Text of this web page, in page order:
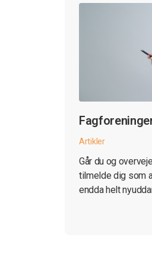
Artikler
Går du og
tilmelde dig som
endda helt